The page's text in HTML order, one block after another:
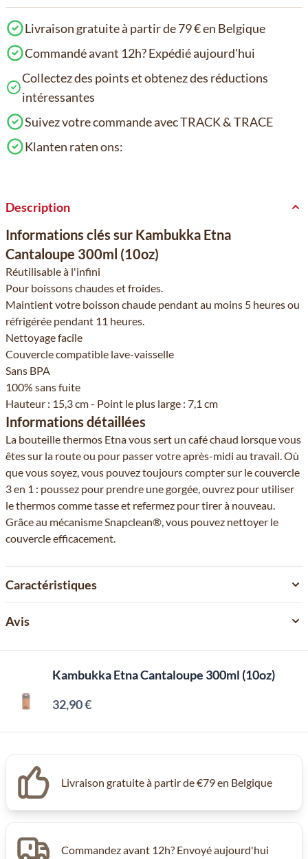
Livraison gratuite à partir de 79 € en Belgique
Commandé avant 12h? Expédié aujourd'hui
Collectez des points et obtenez des réductions
intéressantes
Suivez votre commande avec TRACK & TRACE
Klanten raten ons:
Description
Informations clés sur Kambukka Etna
Cantaloupe 300ml (10oz)
Réutilisable à l'infini
Pour boissons chaudes et froides.
Maintient votre boisson chaude pendant au moins 5 heures ou
réfrigérée pendant 11 heures.
Nettoyage facile
Couvercle compatible lave-vaisselle
Sans BPA
100% sans fuite
Hauteur : 15,3 cm - Point le plus large : 7,1 cm
Informations détaillées
La bouteille thermos Etna vous sert un café chaud lorsque vous
êtes sur la route ou pour passer votre après-midi au travail. Où
que vous soyez, vous pouvez toujours compter sur le couvercle
3 en 1 : poussez pour prendre une gorgée, ouvrez pour utiliser
le thermos comme tasse et refermez pour tirer à nouveau.
Grâce au mécanisme Snapclean®, vous pouvez nettoyer le
couvercle efficacement.
Caractéristiques
Avis
Kambukka Etna Cantaloupe 300ml (10oz)
32,90 €
Livraison gratuite à partir de €79 en Belgique
Commandez avant 12h? Envoyé aujourd'hui